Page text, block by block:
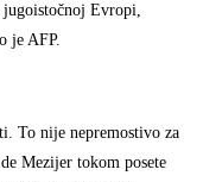
Evropi,
je AFP.
To nije nepremostivo za
Mezijer tokom posete